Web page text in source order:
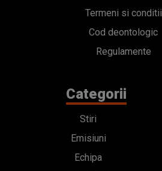
Termeni si conditii
Cod deontologic
Regulamente
Categorii
Stiri
Emisiuni
Echipa